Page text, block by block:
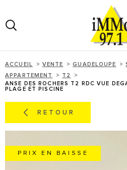
menu
contenu
ACCUEIL VENTE GUADELOUPE
APPARTEMENT
T2
ANSE DES ROCHERS T2 RDC VUE
PLAGE ET PISCINE
RETOUR
PRIX EN BAISSE
VOTRE
TYPE
VILLE